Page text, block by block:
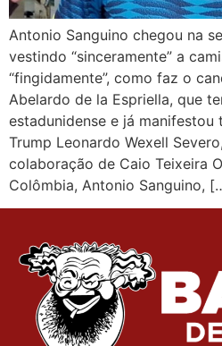
Antonio Sanguino chegou na
vestindo “sinceramente” a
“fingidamente”, como faz o
Abelardo de la Espriella, que
estadunidense e já manifestou
Trump Leonardo Wexell
colaboração de Caio Teixeira
Colômbia, Antonio Sanguino,